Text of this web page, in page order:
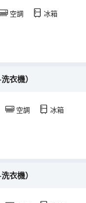
空調 冰箱
衣機）
空調 冰箱
衣機）